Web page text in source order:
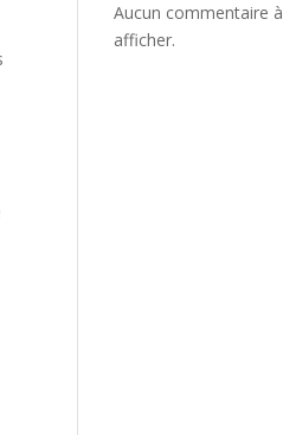
Aucun commentaire à
afficher.